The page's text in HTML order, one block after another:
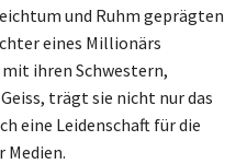
und Ruhm geprägten
eines Millionärs
ihren Schwestern,
trägt sie nicht nur das
eine Leidenschaft für die
Medien.